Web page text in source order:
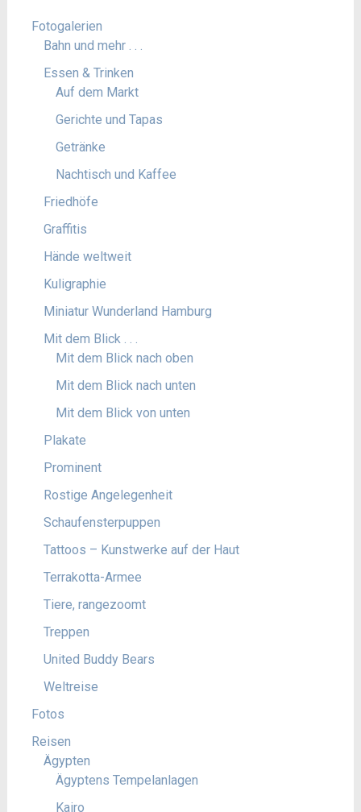
Fotogalerien
Bahn und mehr . . .
Essen & Trinken
Auf dem Markt
Gerichte und Tapas
Getränke
Nachtisch und Kaffee
Friedhöfe
Graffitis
Hände weltweit
Kuligraphie
Miniatur Wunderland Hamburg
Mit dem Blick . . .
Mit dem Blick nach oben
Mit dem Blick nach unten
Mit dem Blick von unten
Plakate
Prominent
Rostige Angelegenheit
Schaufensterpuppen
Tattoos – Kunstwerke auf der Haut
Terrakotta-Armee
Tiere, rangezoomt
Treppen
United Buddy Bears
Weltreise
Fotos
Reisen
Ägypten
Ägyptens Tempelanlagen
Kairo